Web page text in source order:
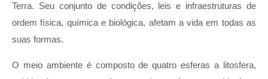
Terra. Seu conjunto de condições, leis e infraestruturas de
ordem física, química e biológica, afetam a vida em todas as
suas formas.
O meio ambiente é composto de quatro esferas a litosfera,